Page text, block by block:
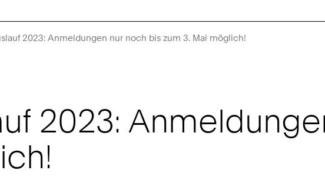
2023: Anmeldungen nur noch bis zum 3. Mai möglich!
2023: